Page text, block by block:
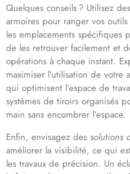
Quelques conseils ? Utilisez
armoires pour ranger vos
les emplacements spécifiques
de les retrouver facilement et
opérations à chaque instant.
maximiser l’utilisation de
qui optimisent l’espace de
systèmes de tiroirs organisés
main sans encombrer l’espace.
Enfin, envisagez des solutions
améliorer la visibilité, ce qui
les travaux de précision. Un